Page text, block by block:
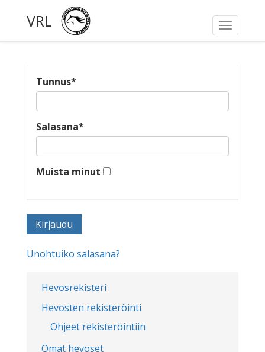
Toggle
VRL
Hevosrekisteri
Hevosten rekisteröinti
Ohjeet rekisteröintiin
Omat hevoset
Tunnus*
Salasana*
Muista minut
Unohtuiko salasana?